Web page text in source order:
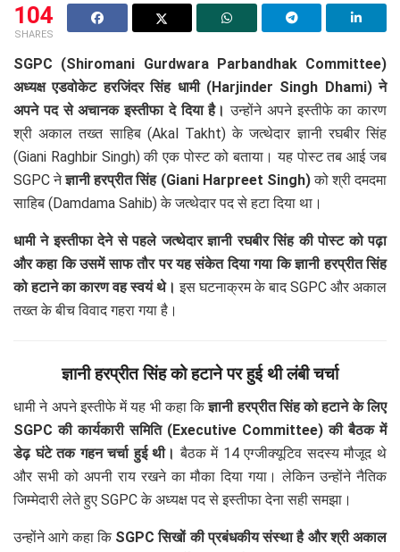
104
SHARES
SGPC (Shiromani Gurdwara Parbandhak Committee)
अध्यक्ष एडवोकेट हरजिंदर सिंह धामी (Harjinder Singh Dhami) ने
अपने पद से अचानक इस्तीफा दे दिया है। उन्होंने अपने इस्तीफे का कारण
श्री अकाल तख्त साहिब (Akal Takht) के जत्थेदार ज्ञानी रघबीर सिंह
(Giani Raghbir Singh) की एक पोस्ट को बताया। यह पोस्ट तब आई जब
SGPC नेज्ञानी हरप्रीत सिंह (Giani Harpreet Singh)को श्री दमदमा
साहिब (Damdama Sahib) के जत्थेदार पद से हटा दिया था।
धामी ने इस्तीफा देने से पहले जत्थेदार ज्ञानी रघबीर सिंह की पोस्ट को पढ़ा
और कहा कि उसमें साफ तौर पर यह संकेत दिया गया कि ज्ञानी हरप्रीत सिंह
को हटाने का कारण वह स्वयं थे। इस घटनाक्रम के बाद SGPC और अकाल
तख्त के बीच विवाद गहरा गया है।
ज्ञानी हरप्रीत सिंह को हटाने पर हुई थी लंबी चर्चा
धामी ने अपने इस्तीफे में यह भी कहा किज्ञानी हरप्रीत सिंह को हटाने के लिए
SGPC की कार्यकारी समिति (Executive Committee) की बैठक में
डेढ़ घंटे तक गहन चर्चा हुई थी। बैठक में 14 एग्जीक्यूटिव सदस्य मौजूद थे
और सभी को अपनी राय रखने का मौका दिया गया। लेकिन उन्होंने नैतिक
जिम्मेदारी लेते हुए SGPC के अध्यक्ष पद से इस्तीफा देना सही समझा।
उन्होंने आगे कहा कि SGPC सिखों की प्रबंधकीय संस्था है और श्री अकाल